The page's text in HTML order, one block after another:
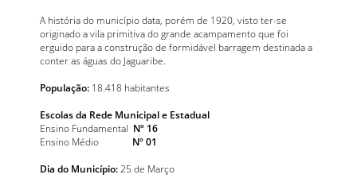
A história do município data, porém de 1920, visto ter-se
originado a vila primitiva do grande acampamento que foi
erguido para a construção de formidável barragem destinada a
conter as águas do Jaguaribe.
População: 18.418 habitantes
Escolas da Rede Municipale Estadual
Ensino Fundamental Nº 16
Ensino Médio Nº 01
Dia do Município: 25 de Março